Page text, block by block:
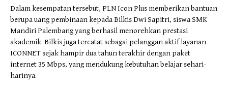
Dalam kesempatan tersebut, PLN Icon Plus memberikan bantuan
berupa uang pembinaan kepada Bilkis Dwi Sapitri, siswa SMK
Mandiri Palembang yang berhasil menorehkan prestasi
akademik. Bilkis juga tercatat sebagai pelanggan aktif layanan
ICONNET sejak hampir dua tahun terakhir dengan paket
internet 35 Mbps, yang mendukung kebutuhan belajar sehari-
harinya.